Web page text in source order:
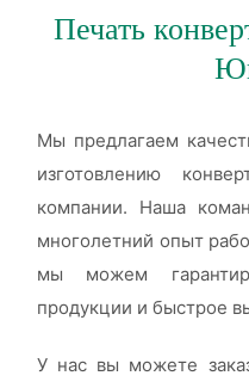
Печать
Мы предлагаем
изготовлению
компании. Наша
многолетний опыт
мы можем
продукции и быстрое
У нас вы можете